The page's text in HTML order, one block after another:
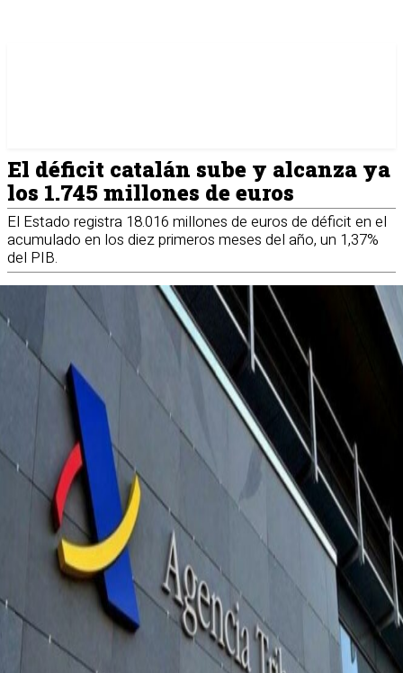
El déficit catalán sube y alcanza ya
los 1.745 millones de euros
El Estado registra 18.016 millones de euros de déficit en el
acumulado en los diez primeros meses del año, un 1,37%
del PIB.